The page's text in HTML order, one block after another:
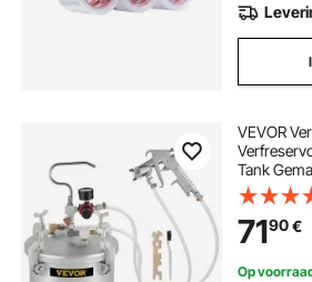
VEVOR
Tank
Lucht- en
7190€
Op